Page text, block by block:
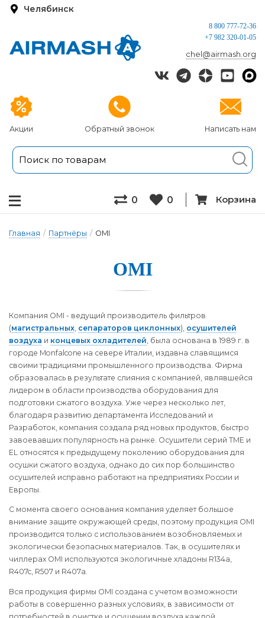
Челябинск
Акции Обратный звонок Написать нам
8 800 777-72-36
+7 982 320-01-05
chel@airmash.org
0 0 Корзина
Главная / Партнёры / OMI
OMI
Компания OMI - ведущий производитель фильтров
(магистральных, сепараторов циклонных), осушителей
воздуха и концевых охладителей, была основана в 1989 г. в
городе Monfalcone на севере Италии, издавна славящимся
своими традициями промышленного производства. Фирма
образовалась в результате слияния с компанией, являвшейся
лидером в области производства оборудования для
подготовки сжатого воздуха. Уже через несколько лет,
благодаря развитию департамента Исследований и
Разработок, компания создала ряд новых продуктов, быстро
завоевавших популярность на рынке. Осушители серий TME и
EL относятся к предыдущему поколению оборудования для
осушки сжатого воздуха, однако до сих пор большинство
осушителей исправно работают на предприятиях Росcии и
Европы.
С момента своего основания компания уделяет большое
внимание защите окружающей среды, поэтому продукция OMI
производится только с использованием возобновляемых и
экологически безопасных материалов. Так, в осушителях и
чиллерах OMI используются экологичные хладоны R134a,
R407c, R507 и R407а.
Вся продукция фирмы OMI создана с учетом возможности
работы в совершенно разных условиях, в зависимости от
потребностей в очистке и осушении воздуха каждой